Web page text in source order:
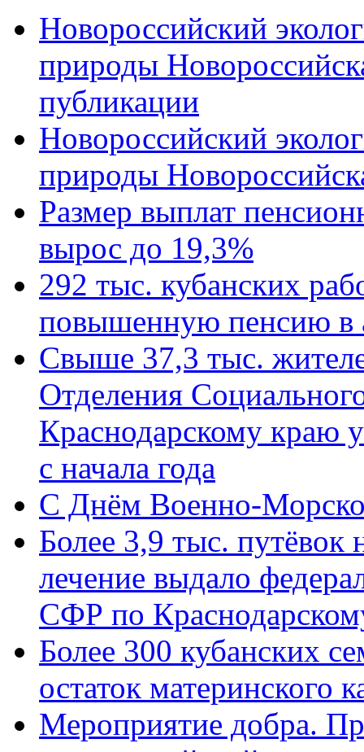
Новороссийский
природы
публикации
Новороссийский
природы
Размер выплат
вырос до 19,3%
292 тыс. кубанских
повышенную пенсию в
Свыше 37,3 тыс.
Отделения
Краснодарскому краю
с начала года
C Днём Военно-
Более 3,9 тыс. путёвок
лечение выдало
СФР по
Более 300 кубанских
остаток материнского
Мероприятие добра.